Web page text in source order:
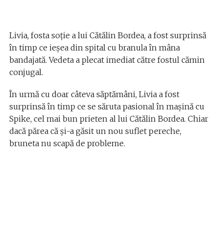
Livia, fosta soție a lui Cătălin Bordea, a fost surprinsă
în timp ce ieșea din spital cu branula în mâna
bandajată. Vedeta a plecat imediat către fostul cămin
conjugal.
În urmă cu doar câteva săptămâni, Livia a fost
surprinsă în timp ce se săruta pasional în mașină cu
Spike, cel mai bun prieten al lui Cătălin Bordea. Chiar
dacă părea că și-a găsit un nou suflet pereche,
bruneta nu scapă de probleme.